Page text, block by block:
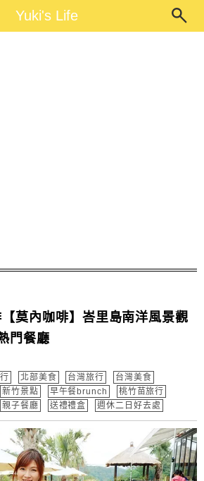
Yuki's Life
莫內咖啡】峇里島南洋風景觀
門餐廳
北部美食 台灣旅行
台灣美食
新竹景點 早午餐brunch
桃竹苗旅行
親子餐廳 送禮禮盒 週休二日好去處